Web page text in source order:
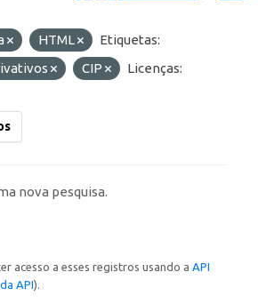
HTML
Etiquetas:
CIP
Licenças:
nova pesquisa.
acesso a esses registros usando a API
API).